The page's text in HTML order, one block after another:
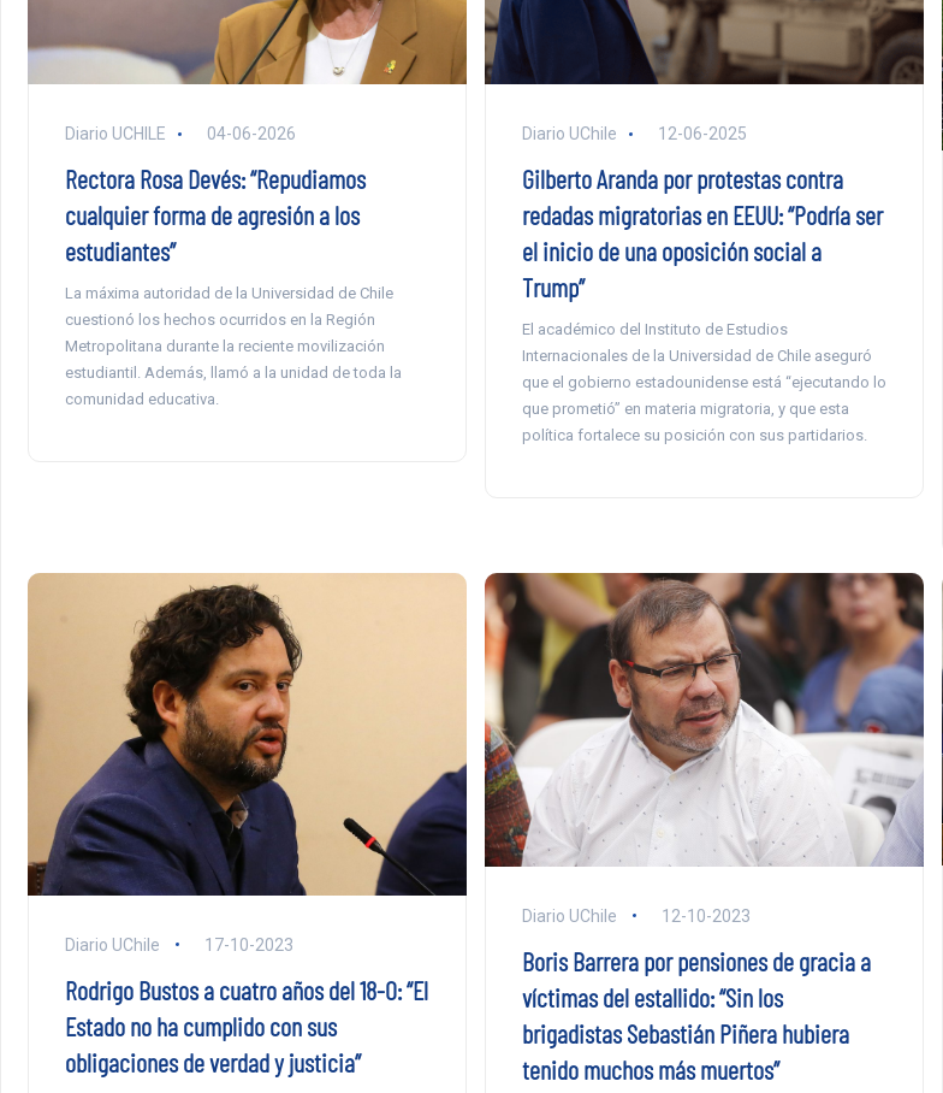
Diario UCHILE 04-06-2026
Rectora Rosa Devés: “Repudiamos
cualquier forma de agresión a los
estudiantes”
La máxima autoridad de la Universidad de Chile
cuestionó los hechos ocurridos en la Región
Metropolitana durante la reciente movilización
estudiantil. Además, llamó a la unidad de toda la
comunidad educativa.
Diario UChile 12-06-2025
Gilberto Aranda por protestas contra
redadas migratorias en EEUU: “Podría ser
el inicio de una oposición social a
Trump”
El académico del Instituto de Estudios
Internacionales de la Universidad de Chile aseguró
que el gobierno estadounidense está “ejecutando lo
que prometió” en materia migratoria, y que esta
política fortalece su posición con sus partidarios.
Diario UChile 17-10-2023
Rodrigo Bustos a cuatro años del 18-O: “El
Estado no ha cumplido con sus
obligaciones de verdad y justicia”
Diario UChile 12-10-2023
Boris Barrera por pensiones de gracia a
víctimas del estallido: “Sin los
brigadistas Sebastián Piñera hubiera
tenido muchos más muertos”